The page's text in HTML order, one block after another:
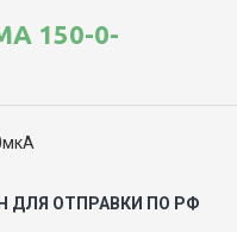
150-0-
ДЛЯ ОТПРАВКИ ПО РФ